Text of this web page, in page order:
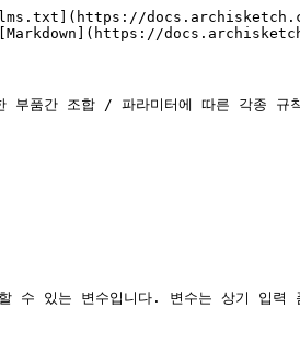
부품간 조합 / 파라미터에 따른 각종 규
수 있는 변수입니다. 변수는 상기 입